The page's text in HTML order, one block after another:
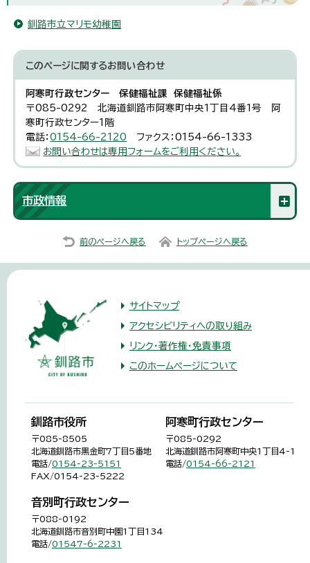
釧路市立マリモ幼稚園
このページに関するお問い合わせ
阿寒町行政センター 保健福祉課 保健福祉係
〒085-0292 北海道釧路市阿寒町中央1丁目4番1号 阿
寒町行政センター1階
電話：0154-66-2120
ファクス：0154-66-1333
お問い合わせは専用フォームをご利用ください。
市政情報
前のページへ戻る トップページへ戻る
サイトマップ
アクセシビリティへの取り組み
リンク・著作権・免責事項
このホームページについて
釧路市役所
〒085-8505
北海道釧路市黒金町7丁目5番地
電話/0154-23-5151
FAX/0154-23-5222
阿寒町行政センター
〒085-0292
北海道釧路市阿寒町中央1丁目4-1
電話/0154-66-2121
音別町行政センター
〒088-0192
北海道釧路市音別町中園1丁目134
電話/01547-6-2231